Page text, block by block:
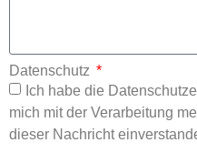
Datenschutz
Ich habe die
mich mit der Verarbeitung
dieser Nachricht